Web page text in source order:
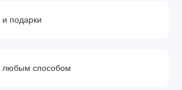
и подарки
любым способом